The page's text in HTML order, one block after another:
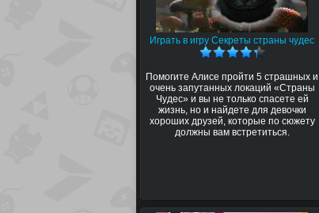
Играть в игру Секреты страны чудес
Помогите Алисе пройти 5 страшных и
очень запутанных локаций «Страны
Чудес» и вы не только спасете ей
жизнь, но и найдете для девочки
хороших друзей, которые по сюжету
должны вам встретиться.